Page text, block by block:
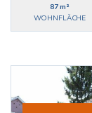
87 m²
WOHNFLÄCHE